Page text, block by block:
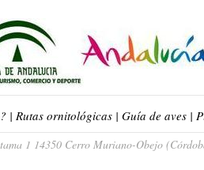
| Rutas ornitológicas | Guía de aves |
1 14350 Cerro Muriano-Obejo